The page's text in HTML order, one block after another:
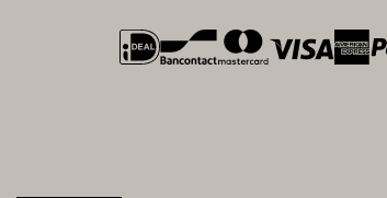
general.paymentOptions